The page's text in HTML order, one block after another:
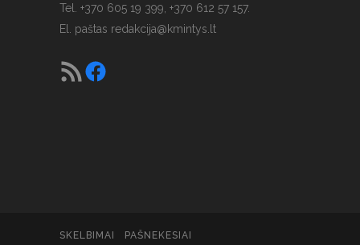
Tel. +370 605 19 399, +370 612 57 157.
El. paštas redakcija@kmintys.lt
SKELBIMAI PAŠNEKESIAI